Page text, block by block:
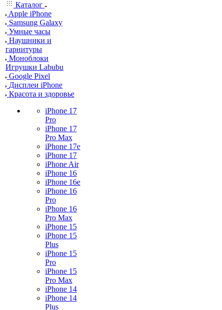
Каталог
Apple iPhone
Samsung Galaxy
Умные часы
Наушники и
гарнитуры
Моноблоки
Игрушки Labubu
Google Pixel
Дисплеи iPhone
Красота и здоровье
iPhone 17
Pro
iPhone 17
Pro Max
iPhone 17e
iPhone 17
iPhone Air
iPhone 16
iPhone 16e
iPhone 16
Pro
iPhone 16
Pro Max
iPhone 15
iPhone 15
Plus
iPhone 15
Pro
iPhone 15
Pro Max
iPhone 14
iPhone 14
Plus